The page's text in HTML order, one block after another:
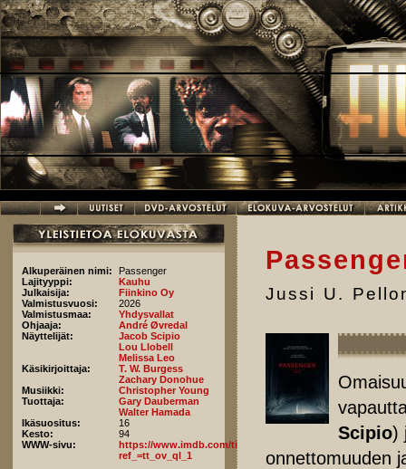
Hyppää pääsisältöön
Alkuperäinen nimi:
Passenger
Lajityyppi:
Kauhu
Julkaisija:
Fiinkino Oy
Valmistusvuosi:
2026
Valmistusmaa:
Yhdysvallat
Ohjaaja:
André Øvredal
Näyttelijät:
Jacob Scipio
Lou Llobell
Melissa Leo
Käsikirjoittaja:
T. W. Burgess
Zachary Donohue
Musiikki:
Christopher Young
Tuottaja:
Gary Dauberman
Walter Hamada
Ikäsuositus:
16
Kesto:
94
WWW-sivu:
https://www.imdb.com/title/tt33763941/fullcredits/?
ref_=tt_ov_ql_1
Jussi U.
Scipio)
onnettomuuden